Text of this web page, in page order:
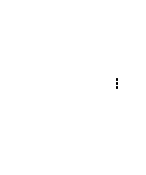
more_vert